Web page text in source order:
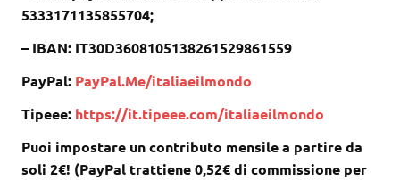
5333171135855704;
– IBAN: IT30D3608105138261529861559
PayPal: PayPal.Me/italiaeilmondo
Tipeee: https://it.tipeee.com/italiaeilmondo
Puoi impostare un contributo mensile a partire da
soli 2€! (PayPal trattiene 0,52€ di commissione per